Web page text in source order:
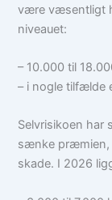
være væsentligt
niveauet:
– 10.000 til
– i nogle tilfælde
Selvrisikoen har
sænke præmien,
skade. I 2026